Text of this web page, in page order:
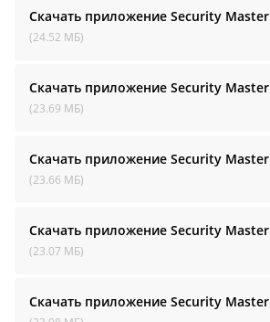
Скачать приложение Security Master
(24.52 МБ)
Скачать приложение Security Master
(23.69 МБ)
Скачать приложение Security Master
(23.66 МБ)
Скачать приложение Security Master
(23.07 МБ)
Скачать приложение Security Master